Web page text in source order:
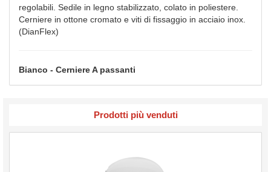
regolabili. Sedile in legno stabilizzato, colato in poliestere.
Cerniere in ottone cromato e viti di fissaggio in acciaio inox.
(DianFlex)
Bianco - Cerniere A passanti
Prodotti più venduti